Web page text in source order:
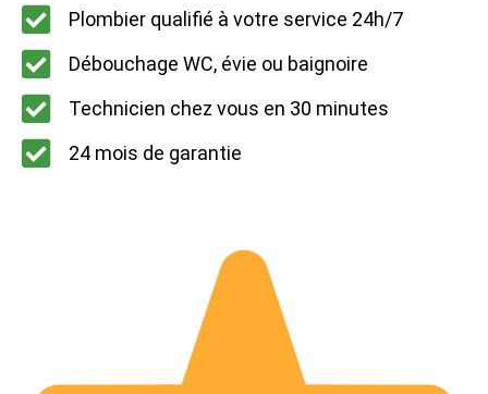
Plombier qualifié à votre service 24h/7
Débouchage WC, évie ou baignoire
Technicien chez vous en 30 minutes
24 mois de garantie